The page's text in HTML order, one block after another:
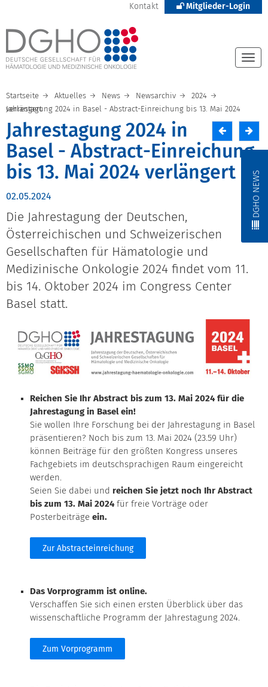
Kontakt Mitglieder-Login
DGHO NEWS
Startseite Aktuelles News Newsarchiv
2024
Jahrestagung 2024 in Basel - Abstract-Einreichung bis 13. Mai 2024 verlängert
Jahrestagung 2024 in
Basel - Abstract-Einreichung
bis 13. Mai 2024 verlängert
02.05.2024
Die Jahrestagung der Deutschen,
Österreichischen und Schweizerischen
Gesellschaften für Hämatologie und
Medizinische Onkologie 2024 findet vom 11.
bis 14. Oktober 2024 im Congress Center
Basel statt.
Reichen Sie Ihr Abstract bis zum 13. Mai 2024 für die
Jahrestagung in Basel ein!
Sie wollen Ihre Forschung bei der Jahrestagung in Basel
präsentieren? Noch bis zum 13. Mai 2024 (23.59 Uhr)
können Beiträge für den größten Kongress unseres
Fachgebiets im deutschsprachigen Raum eingereicht
werden.
Seien Sie dabei und reichen Sie jetzt noch Ihr Abstract
bis zum 13. Mai 2024 für freie Vorträge oder
Posterbeiträge ein.
Zur Abstracteinreichung
Das Vorprogramm ist online.
Verschaffen Sie sich einen ersten Überblick über das
wissenschaftliche Programm der Jahrestagung 2024.
Zum Vorprogramm